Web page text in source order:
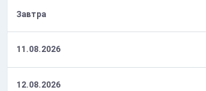
Завтра
11.08.2026
12.08.2026